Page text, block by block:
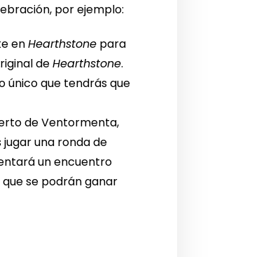
por ejemplo:
enHearthstone para
deHearthstone.
único que tendrás que
de Ventormenta,
una ronda de
un encuentro
se podrán ganar